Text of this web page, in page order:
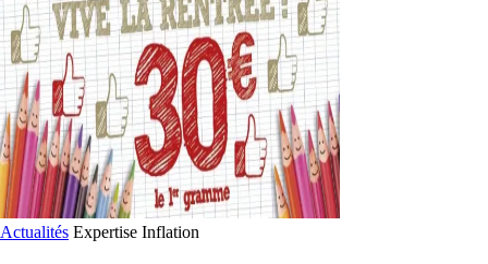
Actualités Expertise Inflation